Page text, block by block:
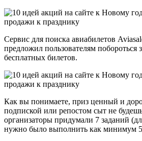
Сервис для поиска авиабилетов
предложил пользователям побороться
бесплатных билетов.
Как вы понимаете, приз ценный и
подпиской или репостом сыт не
организаторы придумали 7 заданий
нужно было выполнить как минимум